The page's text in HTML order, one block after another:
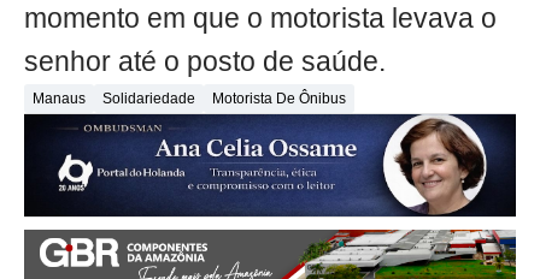
momento em que o motorista levava o
senhor até o posto de saúde.
Manaus Solidariedade Motorista De Ônibus